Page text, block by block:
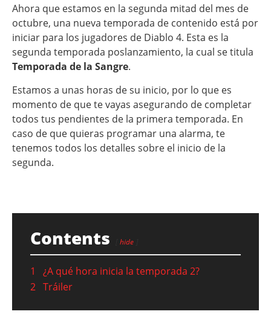
Ahora que estamos en la segunda mitad del mes de
octubre, una nueva temporada de contenido está por
iniciar para los jugadores de Diablo 4. Esta es la
segunda temporada poslanzamiento, la cual se titula
Temporada de la Sangre.
Estamos a unas horas de su inicio, por lo que es
momento de que te vayas asegurando de completar
todos tus pendientes de la primera temporada. En
caso de que quieras programar una alarma, te
tenemos todos los detalles sobre el inicio de la
segunda.
Contents hide
1
¿A qué hora inicia la temporada 2?
2 Tráiler